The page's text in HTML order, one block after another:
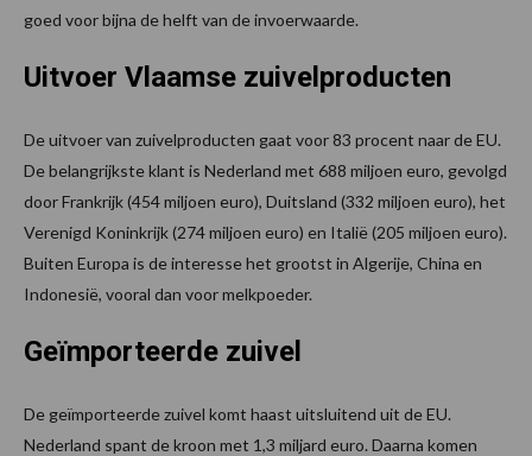
goed voor bijna de helft van de invoerwaarde.
Uitvoer Vlaamse zuivelproducten
De uitvoer van zuivelproducten gaat voor 83 procent naar de EU.
De belangrijkste klant is Nederland met 688 miljoen euro, gevolgd
door Frankrijk (454 miljoen euro), Duitsland (332 miljoen euro), het
Verenigd Koninkrijk (274 miljoen euro) en Italië (205 miljoen euro).
Buiten Europa is de interesse het grootst in Algerije, China en
Indonesië, vooral dan voor melkpoeder.
Geïmporteerde zuivel
De geïmporteerde zuivel komt haast uitsluitend uit de EU.
Nederland spant de kroon met 1,3 miljard euro. Daarna komen